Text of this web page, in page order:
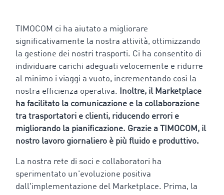
TIMOCOM ci ha aiutato a migliorare
significativamente la nostra attività, ottimizzando
la gestione dei nostri trasporti. Ci ha consentito di
individuare carichi adeguati velocemente e ridurre
al minimo i viaggi a vuoto, incrementando così la
nostra efficienza operativa.
Inoltre, il Marketplace
ha facilitato la comunicazione e la collaborazione
tra trasportatori e clienti, riducendo errori e
migliorando la pianificazione. Grazie a TIMOCOM, il
nostro lavoro giornaliero è più fluido e produttivo.
La nostra rete di soci e collaboratori ha
sperimentato un'evoluzione positiva
dall'implementazione del Marketplace. Prima, la